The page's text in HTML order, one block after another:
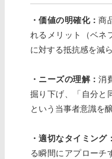
・価値の明確化：商
れるメリット（ベネ
に対する抵抗感を減
・ニーズの理解：消
掘り下げ、「自分と
という当事者意識を
・適切なタイミング
る瞬間にアプローチ